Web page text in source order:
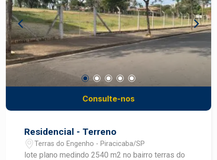
Consulte-nos
Residencial - Terreno
Terras do Engenho - Piracicaba/SP
lote plano medindo 2540 m2 no bairro terras do